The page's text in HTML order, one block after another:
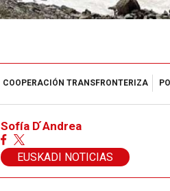
COOPERACIÓN TRANSFRONTERIZA
Sofía D ́Andrea
EUSKADI NOTICIAS